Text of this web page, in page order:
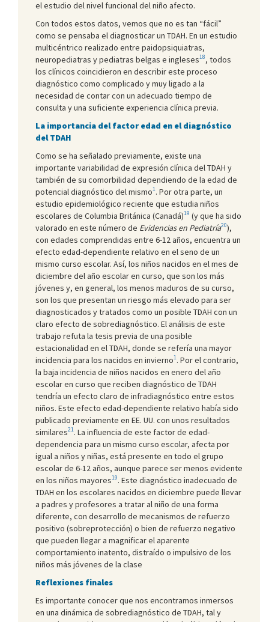
el estudio del nivel funcional del niño afecto.
Con todos estos datos, vemos que no es tan “fácil”
como se pensaba el diagnosticar un TDAH. En un estudio
multicéntrico realizado entre paidopsiquiatras,
neuropediatras y pediatras belgas e ingleses18, todos
los clínicos coincidieron en describir este proceso
diagnóstico como complicado y muy ligado a la
necesidad de contar con un adecuado tiempo de
consulta y una suficiente experiencia clínica previa.
La importancia del factor edad en el diagnóstico
del TDAH
Como se ha señalado previamente, existe una
importante variabilidad de expresión clínica del TDAH y
también de su comorbilidad dependiendo de la edad de
potencial diagnóstico del mismo1. Por otra parte, un
estudio epidemiológico reciente que estudia niños
escolares de Columbia Británica (Canadá)19 (y que ha sido
valorado en este número de Evidencias en Pediatría20),
con edades comprendidas entre 6-12 años, encuentra un
efecto edad-dependiente relativo en el seno de un
mismo curso escolar. Así, los niños nacidos en el mes de
diciembre del año escolar en curso, que son los más
jóvenes y, en general, los menos maduros de su curso,
son los que presentan un riesgo más elevado para ser
diagnosticados y tratados como un posible TDAH con un
claro efecto de sobrediagnóstico. El análisis de este
trabajo refuta la tesis previa de una posible
estacionalidad en el TDAH, donde se refería una mayor
incidencia para los nacidos en invierno1. Por el contrario,
la baja incidencia de niños nacidos en enero del año
escolar en curso que reciben diagnóstico de TDAH
tendría un efecto claro de infradiagnóstico entre estos
niños. Este efecto edad-dependiente relativo había sido
publicado previamente en EE. UU. con unos resultados
similares21. La influencia de este factor de edad-
dependencia para un mismo curso escolar, afecta por
igual a niños y niñas, está presente en todo el grupo
escolar de 6-12 años, aunque parece ser menos evidente
en los niños mayores19. Este diagnóstico inadecuado de
TDAH en los escolares nacidos en diciembre puede llevar
a padres y profesores a tratar al niño de una forma
diferente, con desarrollo de mecanismos de refuerzo
positivo (sobreprotección) o bien de refuerzo negativo
que pueden llegar a magnificar el aparente
comportamiento inatento, distraído o impulsivo de los
niños más jóvenes de la clase
Reflexiones finales
Es importante conocer que nos encontramos inmersos
en una dinámica de sobrediagnóstico de TDAH, tal y